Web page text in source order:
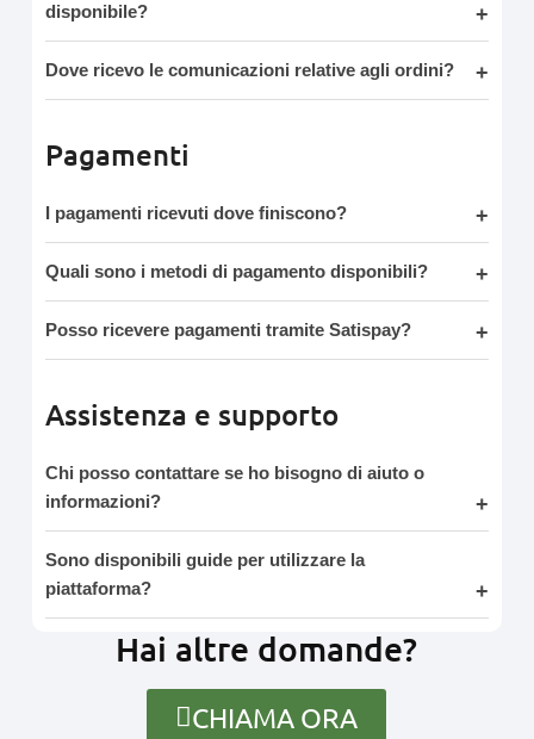
disponibile?
Dove ricevo le comunicazioni relative agli ordini?
Pagamenti
I pagamenti ricevuti dove finiscono?
Quali sono i metodi di pagamento disponibili?
Posso ricevere pagamenti tramite Satispay?
Assistenza e supporto
Chi posso contattare se ho bisogno di aiuto o
informazioni?
Sono disponibili guide per utilizzare la
piattaforma?
Hai altre domande?
CHIAMA ORA